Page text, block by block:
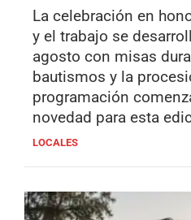
La celebración en
y el trabajo se
agosto con misas
bautismos y la
programación
novedad para esta
LOCALES